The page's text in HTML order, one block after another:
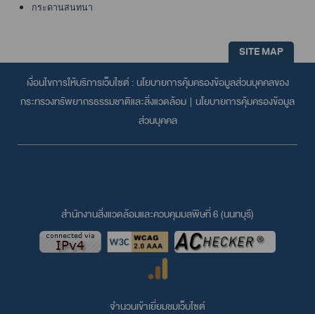
กระดานสนทนา
SITE MAP
เงื่อนไขการให้บริการเว็บไซต์ : นโยบายการคุ้มครองข้อมูลส่วนบุคคลของ
กระทรวงทรัพยากรธรรมชาติและสิ่งแวดล้อม | นโยบายการคุ้มครองข้อมูล
ส่วนบุคคล
สำนักงานสิ่งแวดล้อมและควบคุมมลพิษที่ 6 (นนทบุรี)
จำนวนเข้าเยี่ยมชมเว็บไซต์